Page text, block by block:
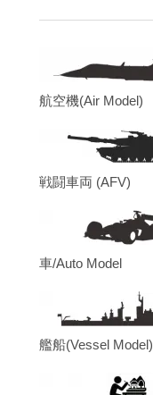
航空機(Air Model)
戦闘車両 (AFV)
車/Auto Model
艦船(Vessel Model)